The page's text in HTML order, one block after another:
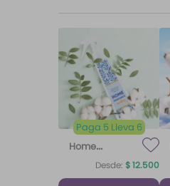
Paga 5 Lleva 6
Home
Fragrance
AlgodónHome
Desde: $12.500